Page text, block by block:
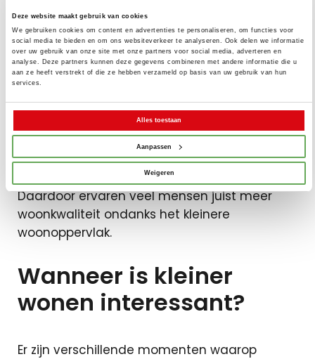
Deze website maakt gebruik van cookies
We gebruiken cookies om content en advertenties te personaliseren, om functies voor
social media te bieden en om ons websiteverkeer te analyseren. Ook delen we informatie
over uw gebruik van onze site met onze partners voor social media, adverteren en
analyse. Deze partners kunnen deze gegevens combineren met andere informatie die u
aan ze heeft verstrekt of die ze hebben verzameld op basis van uw gebruik van hun
services.
Alles toestaan
Aanpassen
Weigeren
omdat ze bang zijn comfort in te leveren. Dat
hoeft helemaal niet zo te zijn.
Veel moderne appartementen en
nieuwbouwwoningen bieden juist extra
comfort. Denk aan goede isolatie, gelijkvloers
wonen, energiezuinige voorzieningen en een
onderhoudsvriendelijke omgeving.
Daardoor ervaren veel mensen juist meer
woonkwaliteit ondanks het kleinere
woonoppervlak.
Wanneer is kleiner
wonen interessant?
Er zijn verschillende momenten waarop